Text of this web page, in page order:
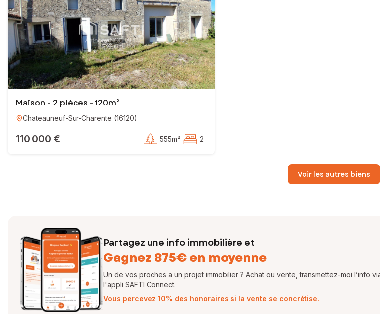
Maison - 2 pièces - 120m²
Chateauneuf-Sur-Charente (16120)
110 000 € 555m² 2
Voir les autres biens
Partagez une info immobilière et
Gagnez 875€ en moyenne
Un de vos proches a un projet immobilier ? Achat ou vente, transmettez-moi l’info
l'appli SAFTI Connect.
Vous percevez 10% des honoraires si la vente se concrétise.